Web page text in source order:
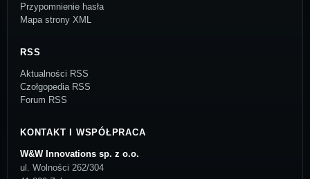
Przypomnienie hasła
Mapa strony XML
RSS
Aktualności RSS
Czołgopedia RSS
Forum RSS
KONTAKT I WSPÓŁPRACA
W&W Innovations sp. z o.o.
ul. Wolności 262/304